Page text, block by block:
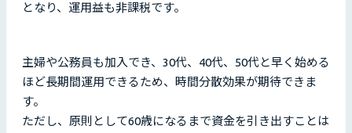
となり、運用益も非課税です。
主婦や公務員も加入でき、30代、40代、50代と早く始める
ほど長期間運用できるため、時間分散効果が期待できま
す。
ただし、原則として60歳になるまで資金を引き出すことは